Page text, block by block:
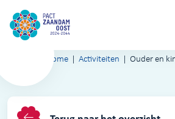
Home Activiteiten Ouder en